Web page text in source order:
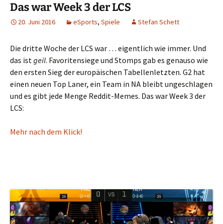
Das war Week 3 der LCS
20. Juni 2016 eSports, Spiele Stefan Schett
Die dritte Woche der LCS war … eigentlich wie immer. Und
das istgeil. Favoritensiege und Stomps gab es genauso wie
den ersten Sieg der europäischen Tabellenletzten. G2 hat
einen neuen Top Laner, ein Team in NA bleibt ungeschlagen
und es gibt jede Menge Reddit-Memes. Das war Week 3 der
LCS:
Mehr nach dem Klick!